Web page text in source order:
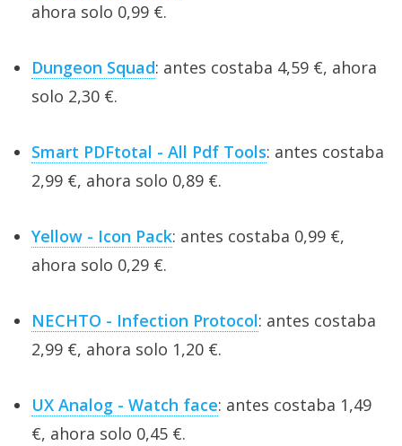
ahora solo 0,99 €.
Dungeon Squad: antes costaba 4,59 €, ahora
solo 2,30 €.
Smart PDFtotal - All Pdf Tools: antes costaba
2,99 €, ahora solo 0,89 €.
Yellow - Icon Pack: antes costaba 0,99 €,
ahora solo 0,29 €.
NECHTO - Infection Protocol: antes costaba
2,99 €, ahora solo 1,20 €.
UX Analog - Watch face: antes costaba 1,49
€, ahora solo 0,45 €.